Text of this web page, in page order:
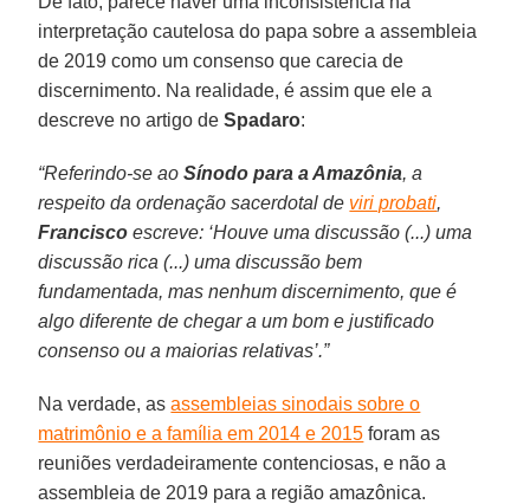
interpretação cautelosa do papa sobre a assembleia
de 2019 como um consenso que carecia de
discernimento. Na realidade, é assim que ele a
descreve no artigo deSpadaro:
“Referindo-se aoSínodo para a Amazônia, a
respeito da ordenação sacerdotal de viri probati,
Francisco escreve: ‘Houve uma discussão (...) uma
discussão rica (...) uma discussão bem
fundamentada, mas nenhum discernimento, que é
algo diferente de chegar a um bom e justificado
consenso ou a maiorias relativas’.”
Na verdade, asassembleias sinodais sobre o
matrimônio e a família em 2014 e 2015 foram as
reuniões verdadeiramente contenciosas, e não a
assembleia de 2019 para a região amazônica.